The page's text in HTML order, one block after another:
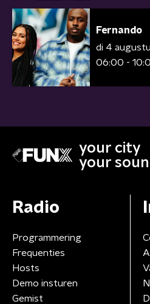
Fernando
di 4
06:00 -
your city
your
Radio
Programmering
Frequenties
Hosts
Demo insturen
Gemist